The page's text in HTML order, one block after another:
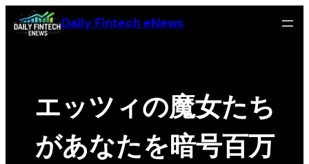
Skip
to
Daily Fintech eNews
エッツィの魔女たち
があなたを暗号百万